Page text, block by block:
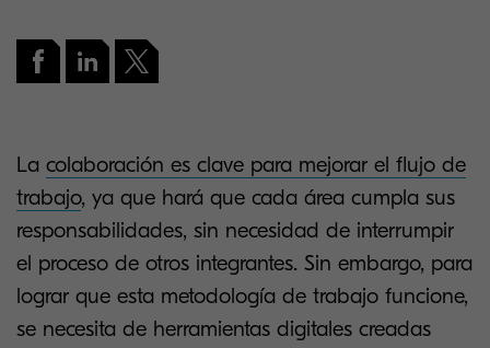
La colaboración es clave para mejorar el flujo de
trabajo, ya que hará que cada área cumpla sus
responsabilidades, sin necesidad de interrumpir
el proceso de otros integrantes. Sin embargo, para
lograr que esta metodología de trabajo funcione,
se necesita de herramientas digitales creadas